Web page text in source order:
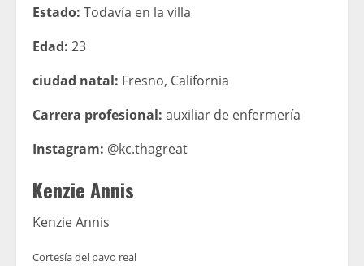
Estado: Todavía en la villa
Edad: 23
ciudad natal: Fresno, California
Carrera profesional: auxiliar de enfermería
Instagram: @kc.thagreat
Kenzie Annis
Kenzie Annis
Cortesía del pavo real